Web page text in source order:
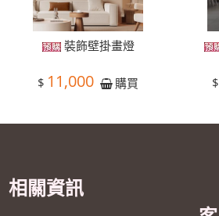
裝飾壁掛畫燈
$ 11,000 購買 $
相關